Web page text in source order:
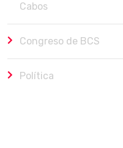
Cabos
Congreso de BCS
Política